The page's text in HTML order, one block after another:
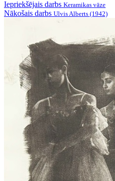
Iepriekšējais darbs Keramikas vāze
Nākošais darbs Ulvis Alberts (1942)